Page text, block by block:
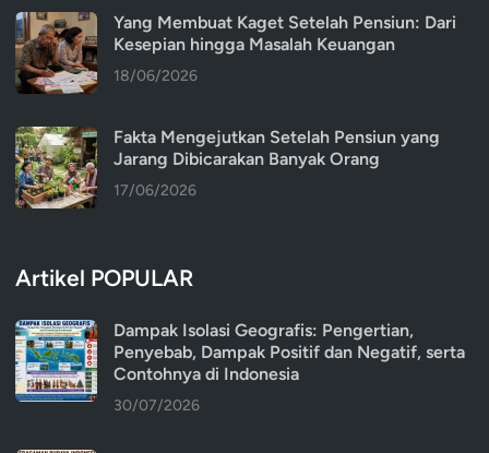
Yang Membuat Kaget Setelah Pensiun: Dari
Kesepian hingga Masalah Keuangan
18/06/2026
Fakta Mengejutkan Setelah Pensiun yang
Jarang Dibicarakan Banyak Orang
17/06/2026
Artikel POPULAR
Dampak Isolasi Geografis: Pengertian,
Penyebab, Dampak Positif dan Negatif, serta
Contohnya di Indonesia
30/07/2026